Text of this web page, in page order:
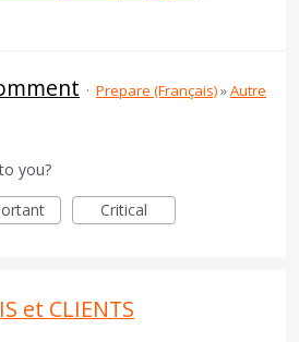
· Prepare (Français)»Autre
you?
Critical
et CLIENTS